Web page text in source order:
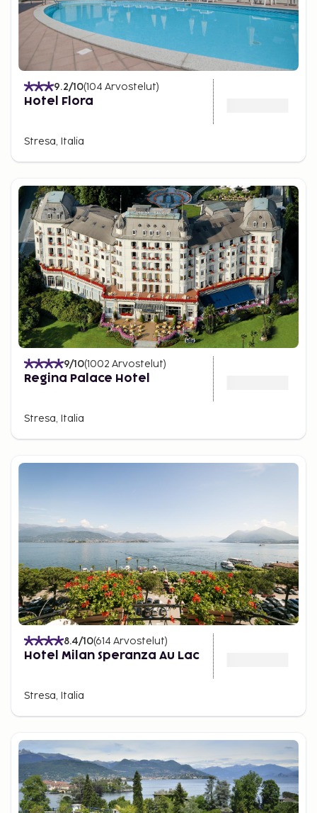
9.2/10(104 Arvostelut)
Hotel Flora
Stresa, Italia
9/10(1002 Arvostelut)
Regina Palace Hotel
Stresa, Italia
8.4/10(614 Arvostelut)
Hotel Milan Speranza Au Lac
Stresa, Italia